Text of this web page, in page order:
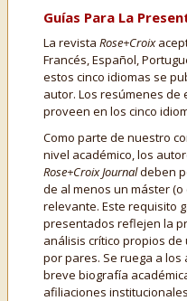
Guías Para La
La revista Rose+Croix
Francés, Español,
estos cinco idiomas se
autor. Los resúmenes de
proveen en los cinco
Como parte de nuestro
nivel académico, los
Rose+Croix Journaldeben
de al menos un máster
relevante. Este requisito
presentados reflejen la
análisis crítico propios
por pares. Se ruega a
breve biografía
afiliaciones